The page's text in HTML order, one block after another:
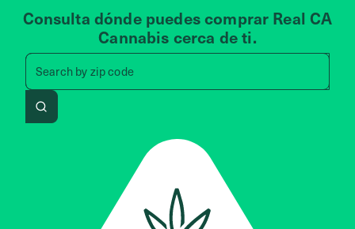
Consulta dónde puedes comprar Real CA
Cannabis cerca de ti.
Search byzip code
Search by zip code, address,
Search